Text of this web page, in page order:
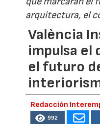
arquitectura, el
València
impulsa el
el futuro
Redacción
992